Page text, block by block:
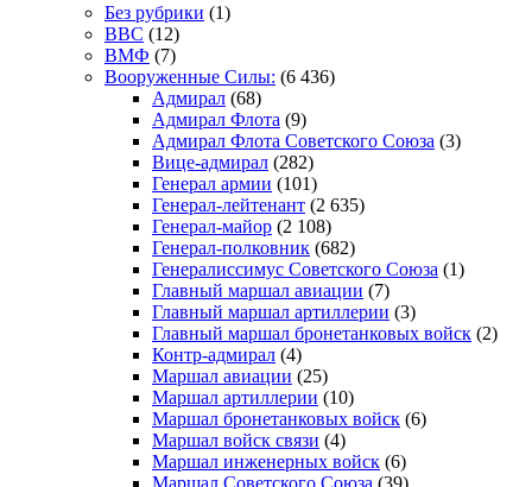
Без рубрики (1)
ВВС (12)
ВМФ (7)
Вооруженные Силы: (6 436)
Адмирал (68)
Адмирал Флота (9)
Адмирал Флота Советского Союза (3)
Вице-адмирал (282)
Генерал армии (101)
Генерал-лейтенант (2 635)
Генерал-майор (2 108)
Генерал-полковник (682)
Генералиссимус Советского Союза (1)
Главный маршал авиации (7)
Главный маршал артиллерии (3)
Главный маршал бронетанковых войск (2)
Контр-адмирал (4)
Маршал авиации (25)
Маршал артиллерии (10)
Маршал бронетанковых войск (6)
Маршал войск связи (4)
Маршал инженерных войск (6)
Маршал Советского Союза (39)